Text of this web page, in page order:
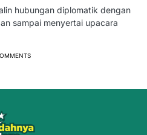
hubungan diplomatik dengan
sampai menyertai upacara